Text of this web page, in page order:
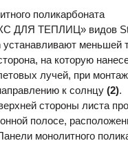
поликарбоната
ДЛЯ ТЕПЛИЦ» видов
устанавливают меньшей
на которую
лучей, при
к солнцу(2).
стороны листа
полосе,
монолитного